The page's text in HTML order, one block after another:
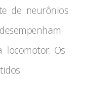
de neurônios
Os